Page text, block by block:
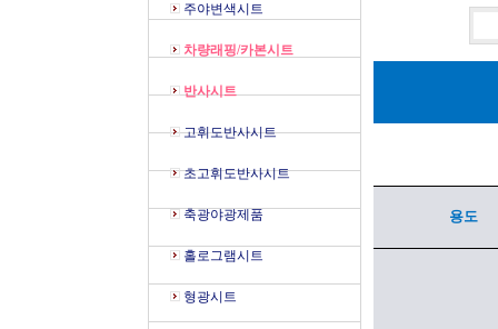
주야변색시트
차량래핑/카본시트
반사시트
고휘도반사시트
초고휘도반사시트
축광야광제품
홀로그램시트
형광시트
용도